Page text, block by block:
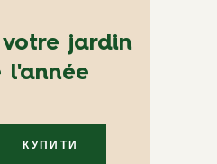
votre jardin
l'année
КУПИТИ